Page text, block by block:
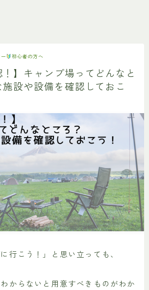
初心者の方へ
！】キャンプ場ってどんなと
設や設備を確認しておこ
行こう！」と思い立っても、
からないと用意すべきものがわか